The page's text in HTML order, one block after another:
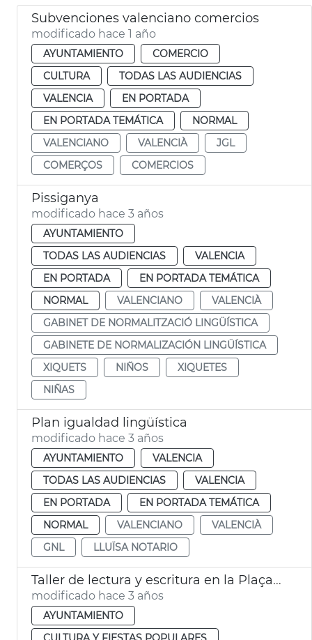
Subvenciones valenciano comercios
modificado hace 1 año
AYUNTAMIENTO
COMERCIO
CULTURA
TODAS LAS AUDIENCIAS
VALENCIA
EN PORTADA
EN PORTADA TEMÁTICA
NORMAL
VALENCIANO
VALENCIÀ
JGL
COMERÇOS
COMERCIOS
Pissiganya
modificado hace 3 años
AYUNTAMIENTO
TODAS LAS AUDIENCIAS
VALENCIA
EN PORTADA
EN PORTADA TEMÁTICA
NORMAL
VALENCIANO
VALENCIÀ
GABINET DE NORMALITZACIÓ LINGÜÍSTICA
GABINETE DE NORMALIZACIÓN LINGÜÍSTICA
XIQUETS
NIÑOS
XIQUETES
NIÑAS
Plan igualdad lingüística
modificado hace 3 años
AYUNTAMIENTO
VALENCIA
TODAS LAS AUDIENCIAS
VALENCIA
EN PORTADA
EN PORTADA TEMÁTICA
NORMAL
VALENCIANO
VALENCIÀ
GNL
LLUÏSA NOTARIO
Taller de lectura y escritura en la Plaça del Llibre
modificado hace 3 años
AYUNTAMIENTO